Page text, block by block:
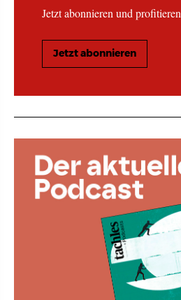
Jetzt abonnieren und profitieren
Jetzt abonnieren